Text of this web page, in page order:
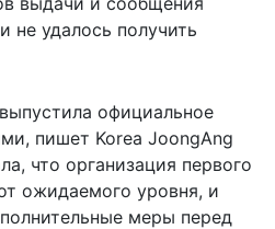
не удалось получить
официальное
пишет Korea JoongAng
что организация первого
ожидаемого уровня, и
меры перед